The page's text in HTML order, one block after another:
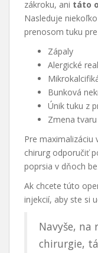
zákroku, ani táto
Nasleduje
prenosom tuku
Zápaly
Alergické
Bunková
Únik tuku z
Zmena
Pre maximalizáciu
chirurg odporučiť
poprsia v dňoch
Ak chcete túto
injekcií, aby ste si
Navyše, na
chirurgie,